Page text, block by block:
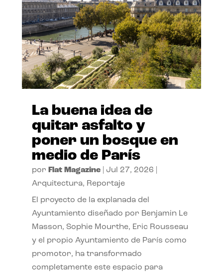
La buena idea de
quitar asfalto y
poner un bosque en
medio de París
por Flat Magazine| Jul 27, 2026
Arquitectura, Reportaje
El proyecto de la explanada del
Ayuntamiento diseñado por Benjamin Le
Masson, Sophie Mourthe, Eric Rousseau
y el propio Ayuntamiento de París como
promotor, ha transformado
completamente este espacio para